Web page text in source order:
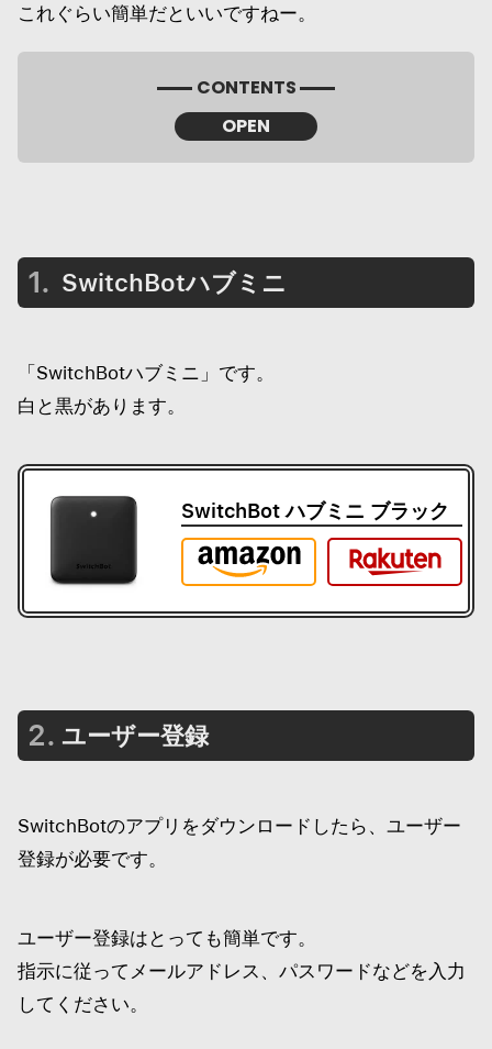
これぐらい簡単だといいですねー。
CONTENTS
OPEN
SwitchBotハブミニ
リモコンを学習させる
SwitchBotハブミニ
「SwitchBotハブミニ」です。
白と黒があります。
SwitchBot ハブミニ ブラック
ユーザー登録
SwitchBotのアプリをダウンロードしたら、ユーザー
登録が必要です。
ユーザー登録はとっても簡単です。
指示に従ってメールアドレス、パスワードなどを入力
してください。